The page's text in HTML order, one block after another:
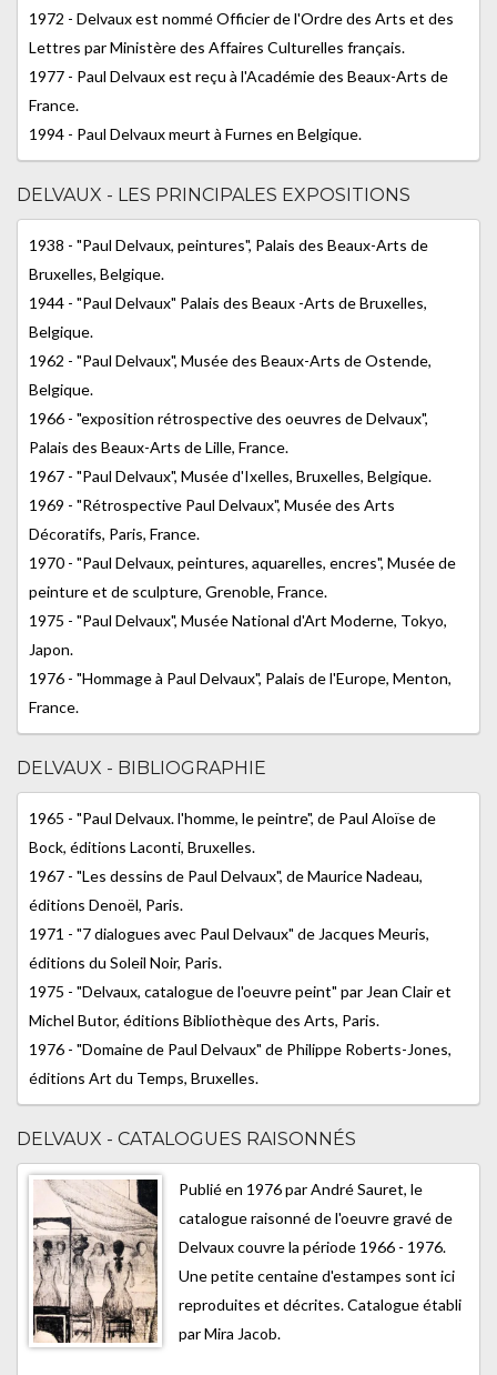
1972 - Delvaux est nommé Officier de l'Ordre des Arts et des
Lettres par Ministère des Affaires Culturelles français.
1977 - Paul Delvaux est reçu à l'Académie des Beaux-Arts de
France.
1994 - Paul Delvaux meurt à Furnes en Belgique.
DELVAUX - LES PRINCIPALES EXPOSITIONS
1938 - "Paul Delvaux, peintures", Palais des Beaux-Arts de
Bruxelles, Belgique.
1944 - "Paul Delvaux" Palais des Beaux -Arts de Bruxelles,
Belgique.
1962 - "Paul Delvaux", Musée des Beaux-Arts de Ostende,
Belgique.
1966 - "exposition rétrospective des oeuvres de Delvaux",
Palais des Beaux-Arts de Lille, France.
1967 - "Paul Delvaux", Musée d'Ixelles, Bruxelles, Belgique.
1969 - "Rétrospective Paul Delvaux", Musée des Arts
Décoratifs, Paris, France.
1970 - "Paul Delvaux, peintures, aquarelles, encres", Musée de
peinture et de sculpture, Grenoble, France.
1975 - "Paul Delvaux", Musée National d'Art Moderne, Tokyo,
Japon.
1976 - "Hommage à Paul Delvaux", Palais de l'Europe, Menton,
France.
DELVAUX - BIBLIOGRAPHIE
1965 - "Paul Delvaux. l'homme, le peintre", de Paul Aloïse de
Bock, éditions Laconti, Bruxelles.
1967 - "Les dessins de Paul Delvaux", de Maurice Nadeau,
éditions Denoël, Paris.
1971 - "7 dialogues avec Paul Delvaux" de Jacques Meuris,
éditions du Soleil Noir, Paris.
1975 - "Delvaux, catalogue de l'oeuvre peint" par Jean Clair et
Michel Butor, éditions Bibliothèque des Arts, Paris.
1976 - "Domaine de Paul Delvaux" de Philippe Roberts-Jones,
éditions Art du Temps, Bruxelles.
DELVAUX - CATALOGUES RAISONNÉS
Publié en 1976 par André Sauret, le
catalogue raisonné de l'oeuvre gravé de
Delvaux couvre la période 1966 - 1976.
Une petite centaine d'estampes sont ici
reproduites et décrites. Catalogue établi
par Mira Jacob.